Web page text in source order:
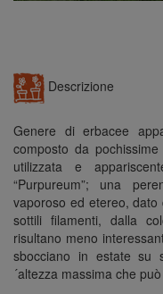
Descrizione
Genere di erbacee
composto da
utilizzata e
“Purpureum”; una
vaporoso ed etereo,
sottili filamenti, dalla
risultano meno
sbocciano in estate su
´altezza massima che